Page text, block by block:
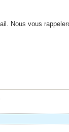
Nous vous